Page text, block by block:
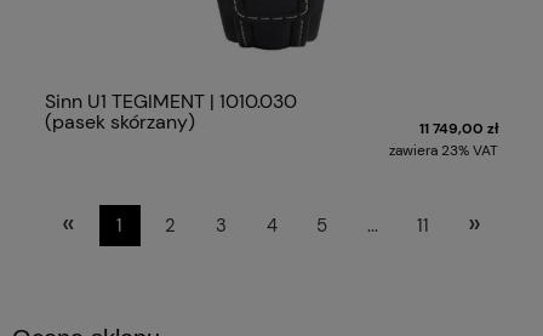
Sinn U1 TEGIMENT | 1010.030
(pasek skórzany)
11 749,00 zł
zawiera 23% VAT
« 1 2 3 4 5 ... 11 »